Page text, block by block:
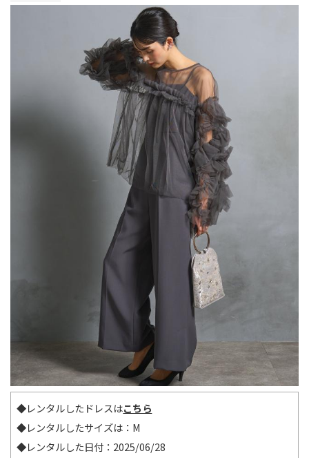
◆レンタルしたドレスはこちら
◆レンタルしたサイズは：M
◆レンタルした日付：2025/06/28